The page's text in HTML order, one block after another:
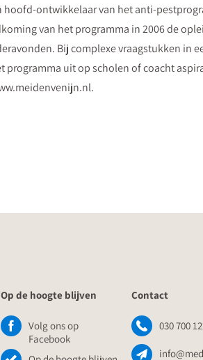
hoofd-ontwikkelaar van het anti-
van het programma in 2006 de
Bij complexe vraagstukken in
programma uit op scholen of coacht
Op de hoogte blijven
Volg ons op
Facebook
Contact
030 700